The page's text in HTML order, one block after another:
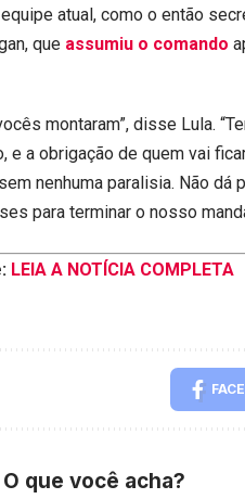
atual, como o então
que assumiu o comando
montaram”, disse Lula.
e a obrigação de quem vai
nenhuma paralisia. Não dá
para terminar o nosso
LEIA A NOTÍCIA COMPLETA
O que você acha?